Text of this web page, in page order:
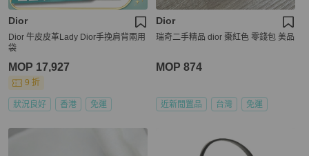
Dior
Dior 牛皮皮革Lady Dior手挽肩背兩用
袋
MOP 17,927
9 折
狀況良好 香港 免運
Dior
瑞奇二手精品 dior 棗紅色 零錢包 美品
MOP 874
近新閒置品 台灣 免運